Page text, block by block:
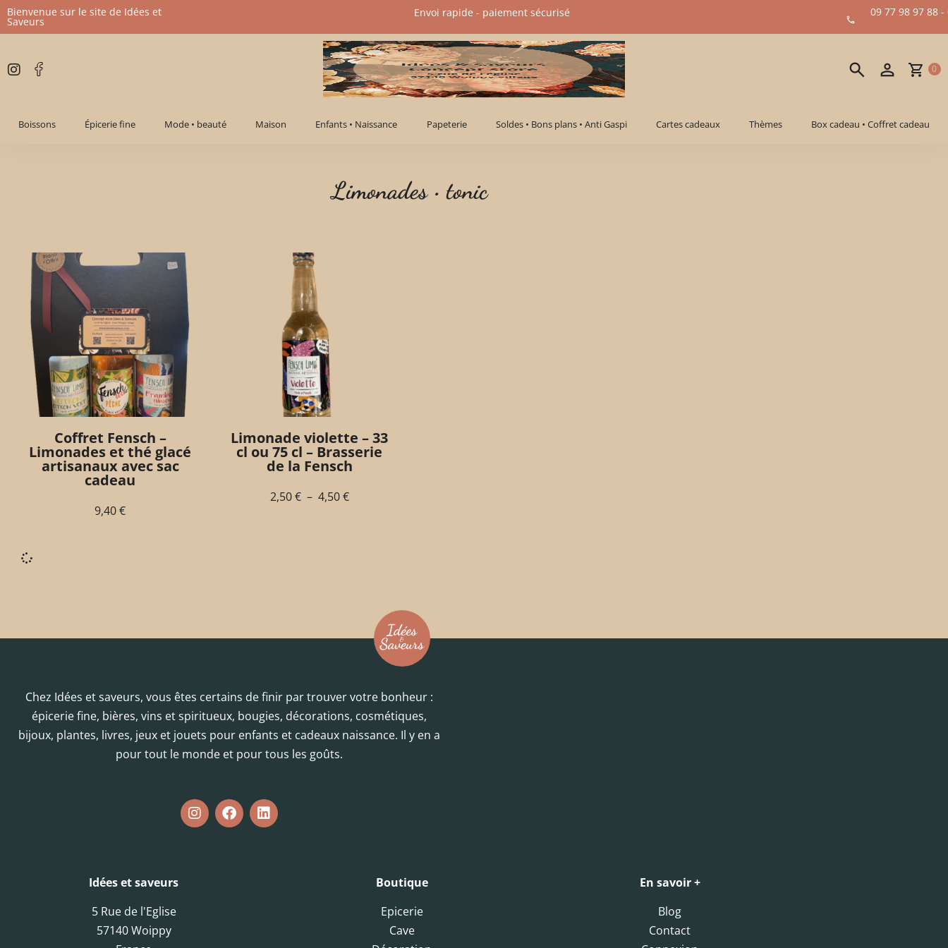
Aller
contenu
Bienvenue sur le site de Idées et
Saveurs
09 77 98 97 88 -
Envoi rapide - paiement sécurisé​
0
Boissons Épicerie fine Mode • beauté Maison Enfants • Naissance Papeterie Soldes • Bons plans • Anti Gaspi Cartes cadeaux Thèmes Box cadeau • Coffret cadeau
Limonades • tonic
Coffret Fensch –
Limonades et thé glacé
artisanaux avec sac
cadeau
9,40€
Limonade violette – 33
cl ou 75 cl – Brasserie
de la Fensch
2,50€ – 4,50€
Chez Idées et saveurs, vous êtes certains de finir par trouver votre bonheur :
épicerie fine, bières, vins et spiritueux, bougies, décorations, cosmétiques,
bijoux, plantes, livres, jeux et jouets pour enfants et cadeaux naissance. Il y en a
pour tout le monde et pour tous les goûts.
Idées et saveurs
5 Rue de l'Eglise
57140 Woippy
Boutique
Epicerie
Cave
En savoir +
Blog
Contact